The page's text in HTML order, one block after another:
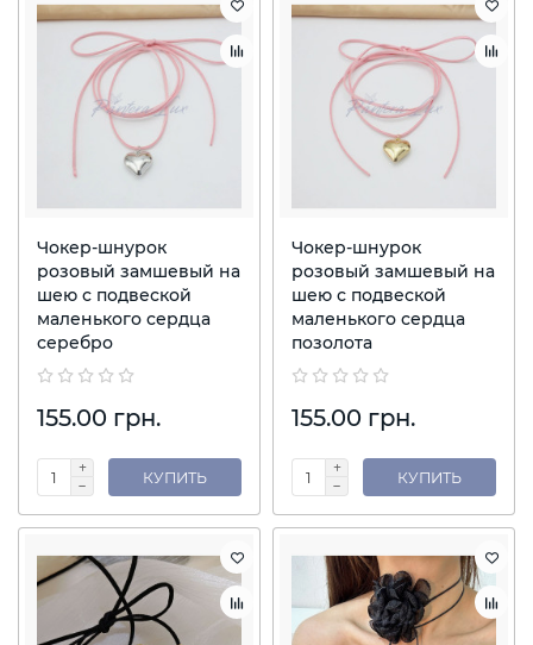
Чокер-шнурок
розовый замшевый на
шею с подвеской
маленького сердца
серебро
155.00 грн.
КУПИТЬ
Чокер-шнурок
розовый замшевый на
шею с подвеской
маленького сердца
позолота
155.00 грн.
КУПИТЬ